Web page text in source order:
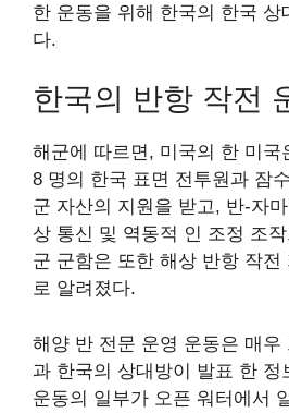
한 운동을 위해 한국의 한국 상
다.
한국의 반항 작전
해군에 따르면, 미국의 한 미국
8 명의 한국 표면 전투원과 잠
군 자산의 지원을 받고, 반-자
상 통신 및 역동적 인 조정 조
군 군함은 또한 해상 반항 작전
로 알려졌다.
해양 반 전문 운영 운동은 매우
과 한국의 상대방이 발표 한 정
운동의 일부가 오픈 워터에서